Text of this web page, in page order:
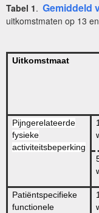
Tabel 1. Gemiddeld
uitkomstmaten op 13
Uitkomstmaat
Pijngerelateerde
fysieke
activiteitsbeperking
Patiëntspecifieke
functionele